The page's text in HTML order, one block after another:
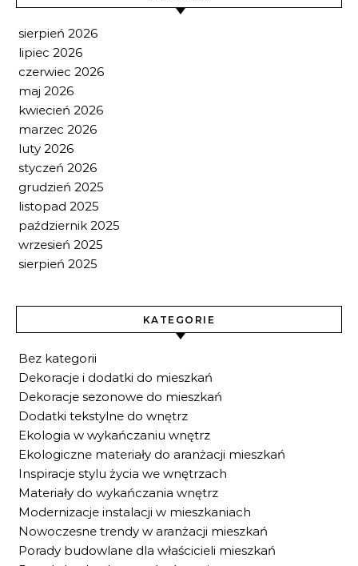
sierpień 2026
lipiec 2026
czerwiec 2026
maj 2026
kwiecień 2026
marzec 2026
luty 2026
styczeń 2026
grudzień 2025
listopad 2025
październik 2025
wrzesień 2025
sierpień 2025
KATEGORIE
Bez kategorii
Dekoracje i dodatki do mieszkań
Dekoracje sezonowe do mieszkań
Dodatki tekstylne do wnętrz
Ekologia w wykańczaniu wnętrz
Ekologiczne materiały do aranżacji mieszkań
Inspiracje stylu życia we wnętrzach
Materiały do wykańczania wnętrz
Modernizacje instalacji w mieszkaniach
Nowoczesne trendy w aranżacji mieszkań
Porady budowlane dla właścicieli mieszkań